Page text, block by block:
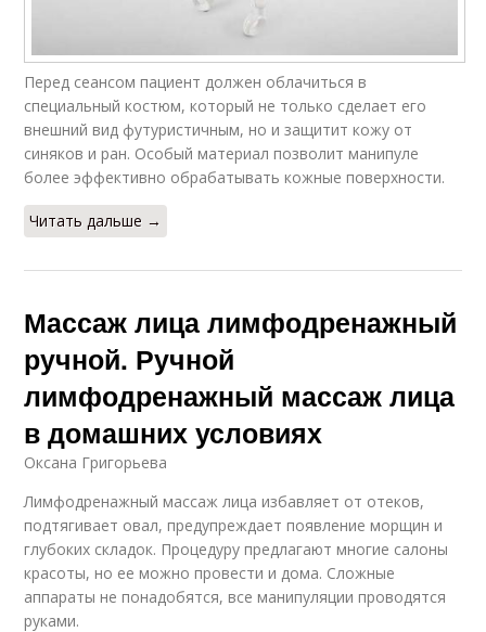
Перед сеансом пациент должен облачиться в
специальный костюм, который не только сделает его
внешний вид футуристичным, но и защитит кожу от
синяков и ран. Особый материал позволит манипуле
более эффективно обрабатывать кожные поверхности.
Читать дальше →
Массаж лица лимфодренажный
ручной. Ручной
лимфодренажный массаж лица
в домашних условиях
Оксана Григорьева
Лимфодренажный массаж лица избавляет от отеков,
подтягивает овал, предупреждает появление морщин и
глубоких складок. Процедуру предлагают многие салоны
красоты, но ее можно провести и дома. Сложные
аппараты не понадобятся, все манипуляции проводятся
руками.